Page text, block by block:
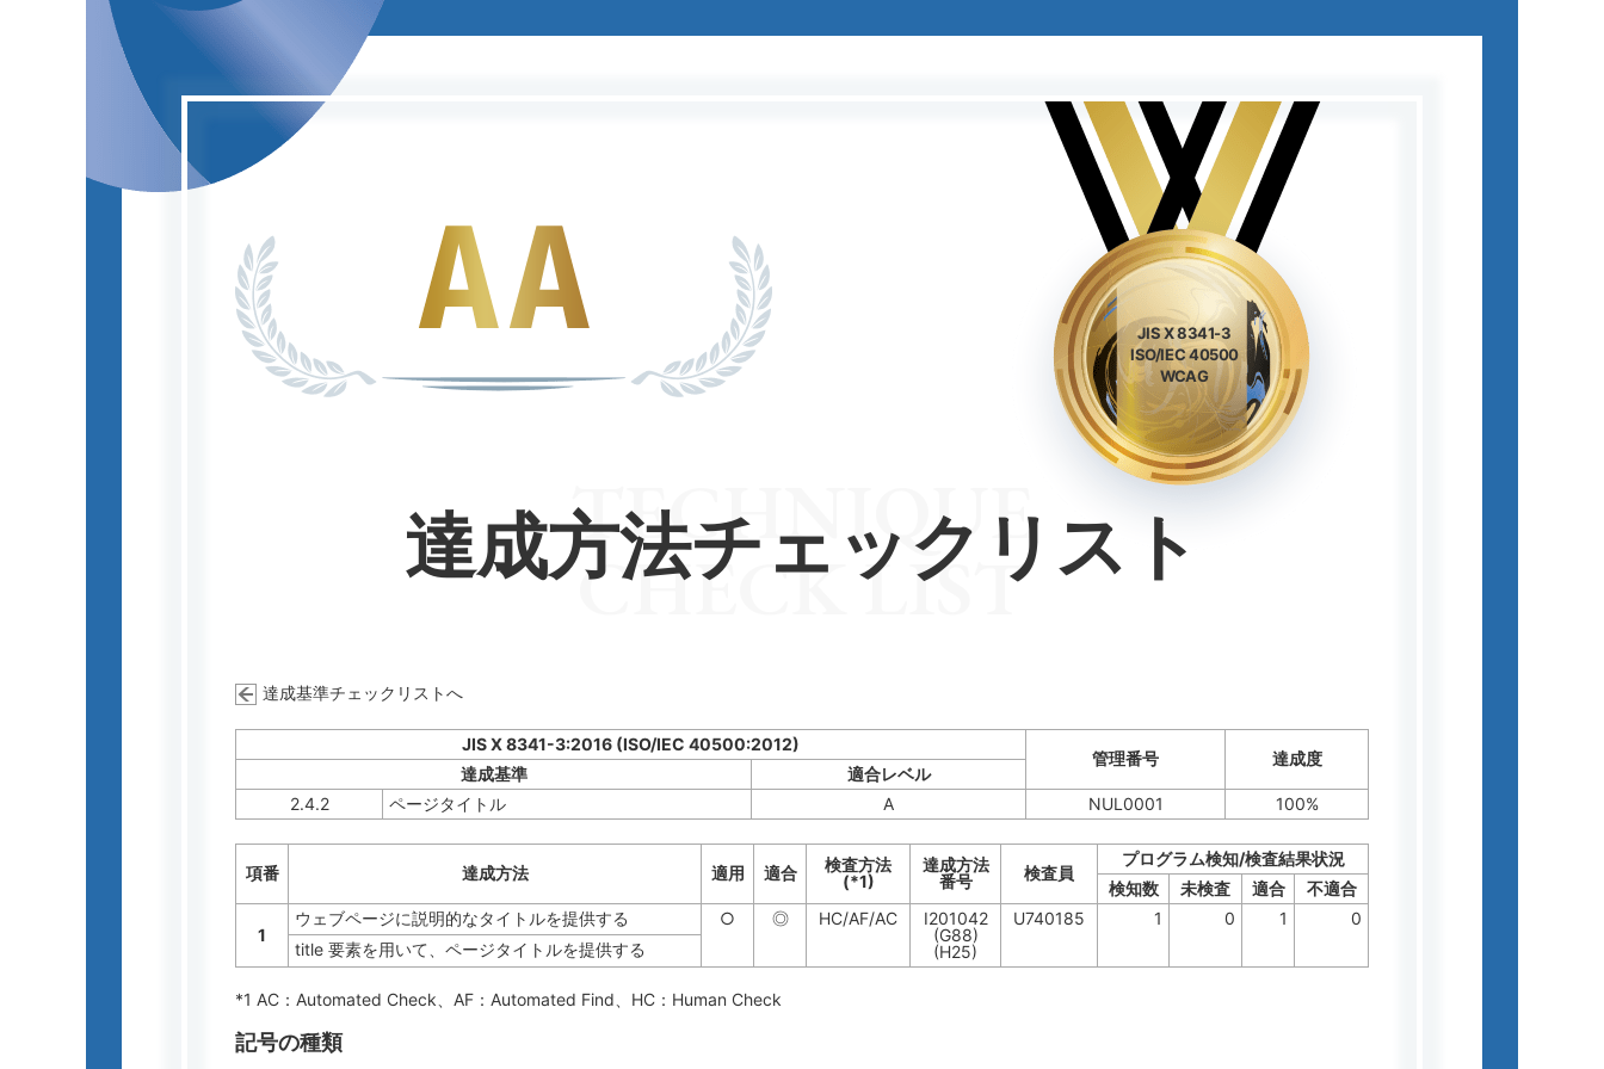
JIS X 8341-3
ISO/IEC 40500
WCAG
達成方法チェックリスト
TECHNIQUE
CHECK LIST
達成基準チェックリストへ
JIS X 8341-3:2016 (ISO/IEC 40500:2012)
管理番号 達成度
達成基準
適合レベル
2.4.2
ページタイトル A NUL0001 100%
項番 達成方法 適用 適合
検査方法
(*1)
達成方法
番号
検査員
プログラム検知/検査結果状況
検知数
未検査 適合 不適合
1
ウェブページに説明的なタイトルを提供する ○ ◎ HC/AF/AC
I201042
(G88)
(H25)
U740185 1 0 1
0
title 要素を用いて、ページタイトルを提供する
*1 AC： Automated Check 、AF： Automated Find 、HC： Human Check
記号の種類